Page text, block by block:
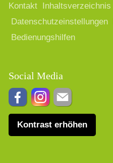
Kontakt Inhaltsverzeichnis
Datenschutzeinstellungen
Bedienungshilfen
Social Media
Kontrast erhöhen